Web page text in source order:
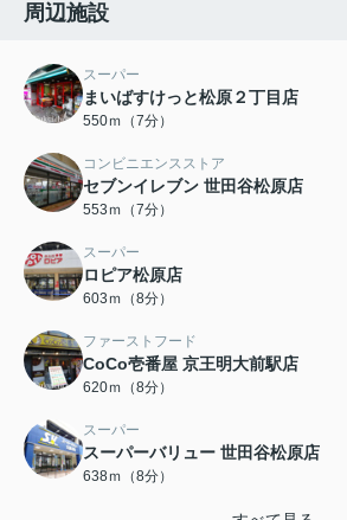
周辺施設
スーパー
まいばすけっと松原２丁目店
550ｍ（7分）
コンビニエンスストア
セブンイレブン 世田谷松原店
553ｍ（7分）
スーパー
ロピア松原店
603ｍ（8分）
ファーストフード
CoCo壱番屋 京王明大前駅店
620ｍ（8分）
スーパー
スーパーバリュー 世田谷松原店
638ｍ（8分）